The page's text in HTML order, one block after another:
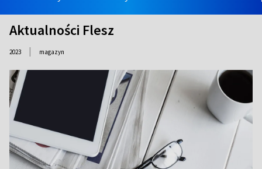
Aktualności Flesz
2023 | magazyn